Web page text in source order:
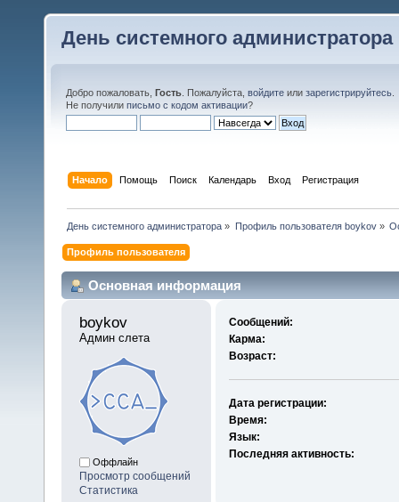
День системного администратора
Добро пожаловать, Гость . Пожалуйста, войдите или зарегистрируйтесь
Не получили письмо с кодом активации?
Начало Помощь Поиск Календарь Вход Регистрация
День системного администратора » Профиль пользователя boykov»
Профиль пользователя
Основная информация
boykov
Админ слета
Оффлайн
Просмотр сообщений
Статистика
Сообщений:
Карма:
Возраст:
Дата регистрации:
Время:
Язык:
Последняя активность: